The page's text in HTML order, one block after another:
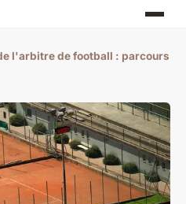
l'arbitre de football : parcours